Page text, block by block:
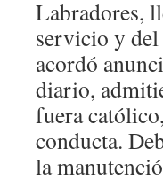
Labradores,
servicio y del
acordó
diario,
fuera
conducta.
la